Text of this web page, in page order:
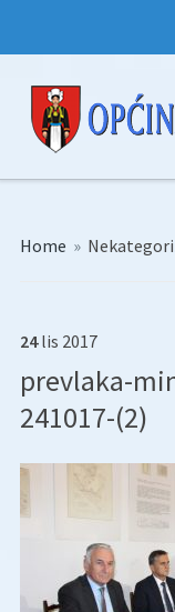
Home »
24 lis 2017
prevlaka-
241017-(2)